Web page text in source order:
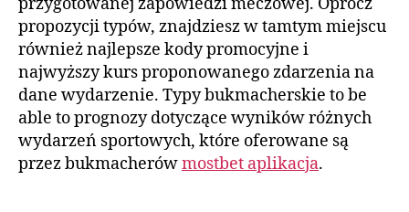
przygotowanej zapowiedzi meczowej. Oprócz
propozycji typów, znajdziesz w tamtym miejscu
również najlepsze kody promocyjne i
najwyższy kurs proponowanego zdarzenia na
dane wydarzenie. Typy bukmacherskie to be
able to prognozy dotyczące wyników różnych
wydarzeń sportowych, które oferowane są
przez bukmacherówmostbet aplikacja.